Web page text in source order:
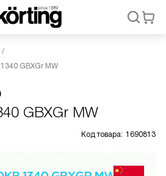
GBXGr MW
GBXGr MW
Код товара: 1690813